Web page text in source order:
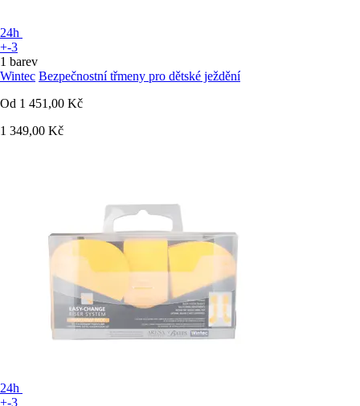
24h
+-3
1 barev
Wintec Bezpečnostní třmeny pro dětské ježdění
Od 1 451,00 Kč
1 349,00 Kč
24h
+-3